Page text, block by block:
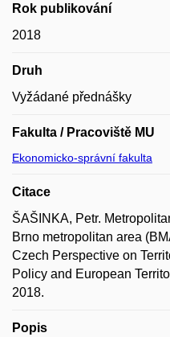
Rok publikování
2018
Druh
Vyžádané přednášky
Fakulta / Pracoviště MU
Ekonomicko-správní fakulta
Citace
ŠAŠINKA, Petr.
Brno metropolitan area
Czech Perspective on
Policy and European
2018.
Popis